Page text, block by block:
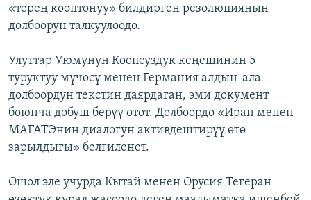
АЗАТТЫК+
ЫҢГАЙСЫЗ СУРООЛОР
ЭЕ/АРнун бардык сайттары
«терең кооптонуу» билдирген резолюциянын
долбоорун талкуулоодо.
Улуттар Уюмунун Коопсуздук кеңешинин 5
туруктуу мүчөсү менен Германия алдын-ала
долбоордун текстин даярдаган, эми документ
боюнча добуш берүү өтөт. Долбоордо «Иран менен
МАГАТЭнин диалогун активдештирүү өтө
зарылдыгы» белгиленет.
Ошол эле учурда Кытай менен Орусия Тегеран